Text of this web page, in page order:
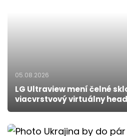
05.08.2026
LG Ultraview mení čelné
viacvrstvový virtuálny